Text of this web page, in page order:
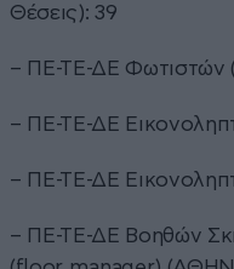
Θέσεις): 39
– ΠΕ-ΤΕ-ΔΕ Φωτιστών
– ΠΕ-ΤΕ-ΔΕ
– ΠΕ-ΤΕ-ΔΕ
– ΠΕ-ΤΕ-ΔΕ Βοηθών